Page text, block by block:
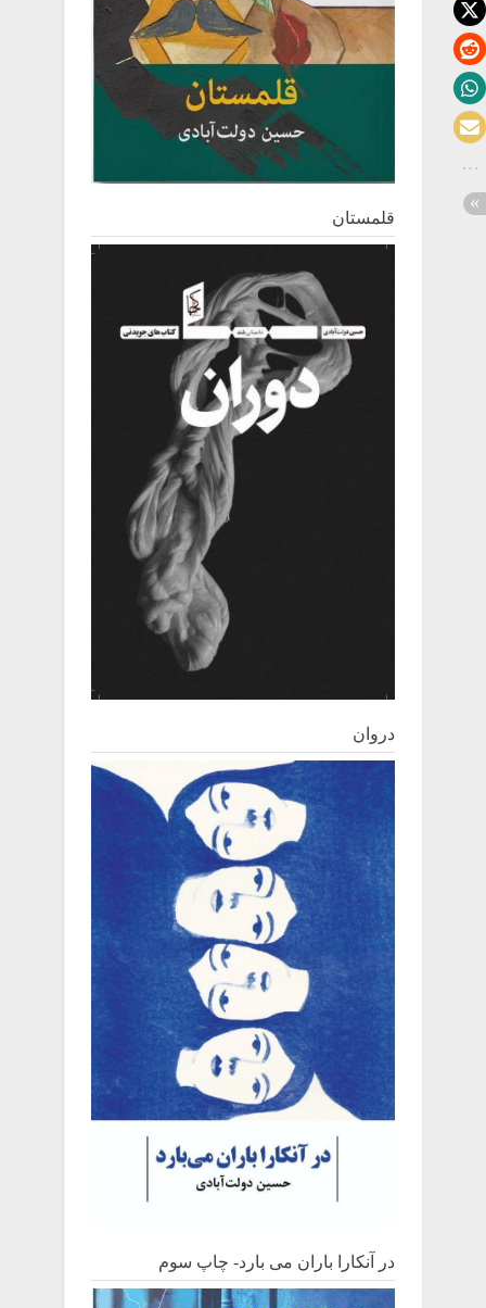
قلمستان
دروان
در آنکارا باران می بارد- چاپ سوم